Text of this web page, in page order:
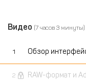
Видео (7 часов 3 минуты)
1 Обзор
2 RAW-формат и